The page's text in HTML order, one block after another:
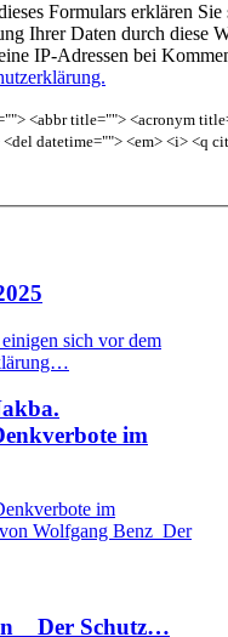
Formulars erklären Sie
Ihrer Daten durch diese
IP-Adressen bei
<abbr title=""> <acronym
datetime=""> <em> <i> <q
sich vor dem
im
im
Wolfgang Benz Der
_ Der Schutz…